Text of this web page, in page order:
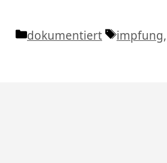
Kategorien
dokumentiert impfung,